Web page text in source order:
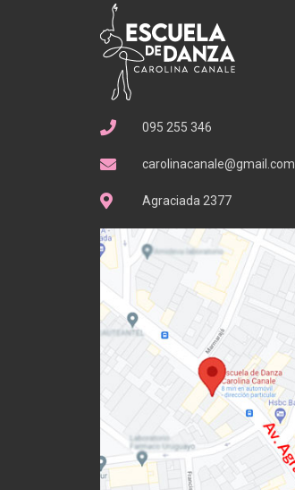
095 255 346
carolinacanale@gmail.com
Agraciada 2377